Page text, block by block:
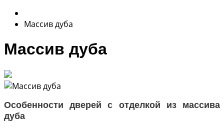
Массив дуба
Массив дуба
Особенности дверей с отделкой из массива
дуба